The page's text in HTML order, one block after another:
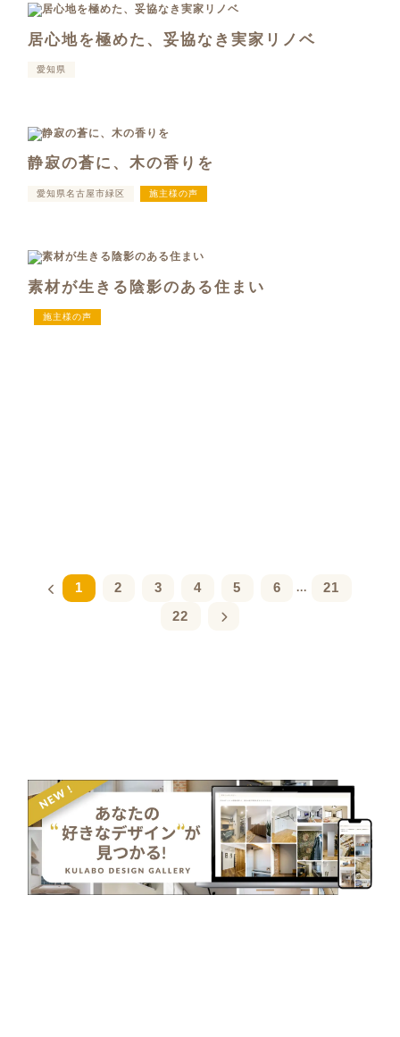
居心地を極めた、妥協なき実家リノベ
愛知県
静寂の蒼に、木の香りを
愛知県名古屋市緑区 施主様の声
素材が生きる陰影のある住まい
施主様の声
1 2 3 4 5 6 ...
21
22